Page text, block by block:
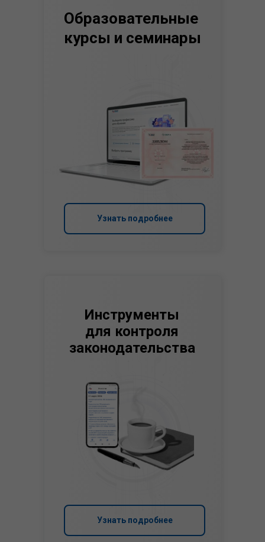
Узнать подробнее
Инструменты
для контроля
законодательства
Узнать подробнее
Образовательные
курсы и семинары